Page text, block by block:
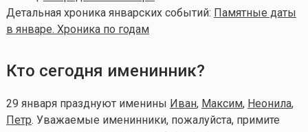
Детальная хроника январских событий: Памятные даты
в январе. Хроника по годам
Кто сегодня именинник?
29 января празднуют именины Иван, Максим, Неонила,
Петр. Уважаемые именинники, пожалуйста, примите